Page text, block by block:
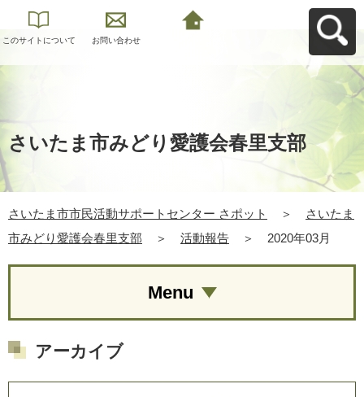
このサイトについて お問い合わせ
さいたま市みどり愛護会春里支部
さいたま市市民活動サポートセンター さポット ＞
さいたま
市みどり愛護会春里支部
＞ 活動報告 ＞ 2020年03月
Menu
アーカイブ